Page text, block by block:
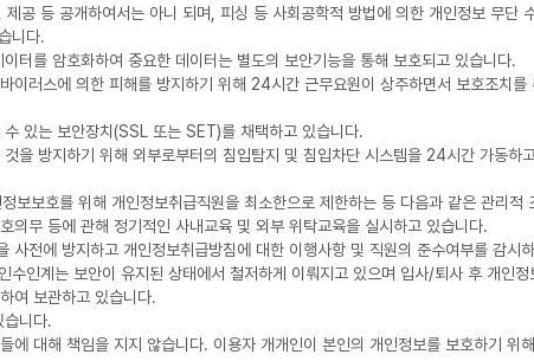
공 등 공개하여서는 아니 되며, 피싱 등 사회공학적 방법에 의한 개인정보 무단
니다.
터를 암호화하여 중요한 데이터는 별도의 보안기능을 통해 보호되고 있습니다.
러스에 의한 피해를 방지하기 위해 24시간 근무요원이 상주하면서 보호조치
있는 보안장치(SSL 또는 SET)를 채택하고 있습니다.
을 방지하기 위해 외부로부터의 침입탐지 및 침입차단 시스템을 24시간 가동하
보보호를 위해 개인정보취급직원을 최소한으로 제한하는 등 다음과 같은 관리적
무 등에 관해 정기적인 사내교육 및 외부 위탁교육을 실시하고 있습니다.
전에 방지하고 개인정보취급방침에 대한 이행사항 및 직원의 준수여부를 감시
인계는 보안이 유지된 상태에서 철저하게 이뤄지고 있으며 입사/퇴사 후 개인
여 보관하고 있습니다.
니다.
대해 책임을 지지 않습니다. 이용자 개개인이 본인의 개인정보를 보호하기